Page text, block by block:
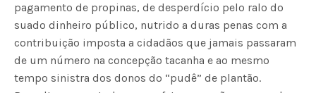
pagamento de propinas, de desperdício pelo ralo do
suado dinheiro público, nutrido a duras penas com a
contribuição imposta a cidadãos que jamais passaram
de um número na concepção tacanha e ao mesmo
tempo sinistra dos donos do “pudê” de plantão.